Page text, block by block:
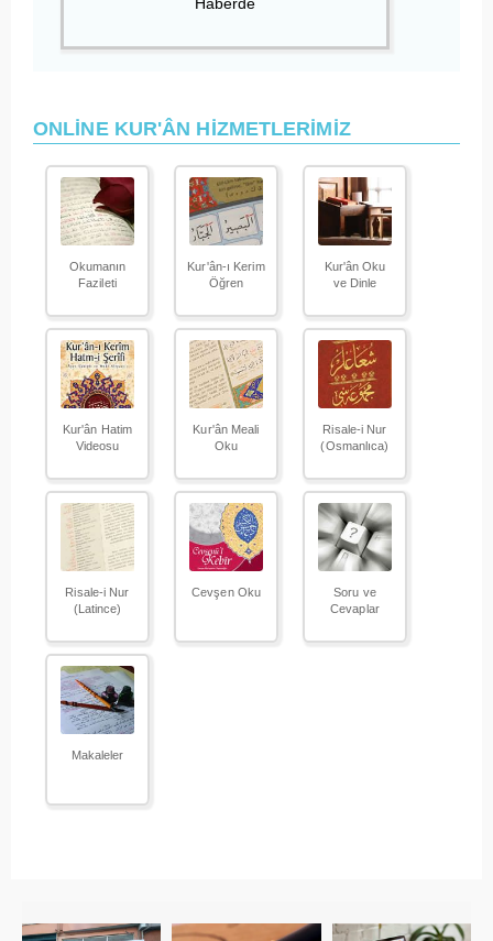
ONLİNE KUR'ÂN HİZMETLERİMİZ
Okumanın
Fazileti
Kur'ân-ı Kerim
Öğren
Kur'ân Oku
ve Dinle
Kur'ân Hatim
Videosu
Kur'ân Meali
Oku
Risale-i Nur
(Osmanlıca)
Risale-i Nur
(Latince)
Cevşen Oku
Soru ve
Cevaplar
Makaleler